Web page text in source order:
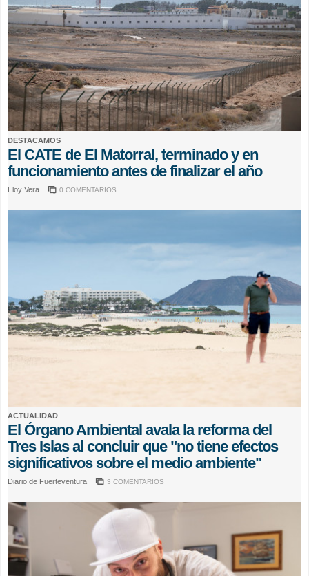
DESTACAMOS
El CATE de El Matorral, terminado y en
funcionamiento antes de finalizar el año
Eloy Vera 0 COMENTARIOS
ACTUALIDAD
El Órgano Ambiental avala la reforma del
Tres Islas al concluir que "no tiene efectos
significativos sobre el medio ambiente"
Diario de Fuerteventura 3 COMENTARIOS